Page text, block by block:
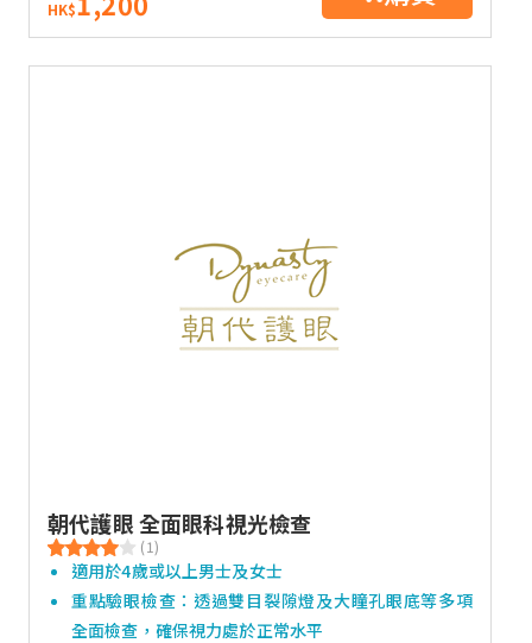
HK$
朝代護眼 全面眼科視光檢查
(1)
適用於4歲或以上男士及女士
重點驗眼檢查：透過雙目裂隙燈及大瞳孔眼底等多項
全面檢查，確保視力處於正常水平